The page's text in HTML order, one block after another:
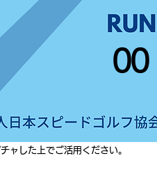
00
ャした上でご活用ください。